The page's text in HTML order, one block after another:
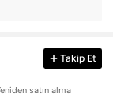
Takip Et
satın alma